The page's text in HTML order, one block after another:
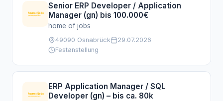
Senior ERP Developer / Application
Manager (gn) bis 100.000€
home of jobs
49090 Osnabrück
29.07.2026
Festanstellung
ERP Application Manager / SQL
Developer (gn) – bis ca. 80k